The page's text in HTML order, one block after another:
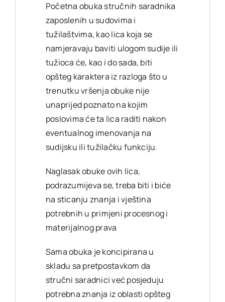
Početna obuka stručnih saradnika
zaposlenih u sudovima i
tužilaštvima, kao lica koja se
namjeravaju baviti ulogom sudije ili
tužioca će, kao i do sada, biti
opšteg karaktera iz razloga što u
trenutku vršenja obuke nije
unaprijed poznato na kojim
poslovima će ta lica raditi nakon
eventualnog imenovanja na
sudijsku ili tužilačku funkciju.
Naglasak obuke ovih lica,
podrazumijeva se, treba biti i biće
na sticanju znanja i vještina
potrebnih u primjeni procesnog i
materijalnog prava
Sama obuka je koncipirana u
skladu sa pretpostavkom da
stručni saradnici već posjeduju
potrebna znanja iz oblasti opšteg